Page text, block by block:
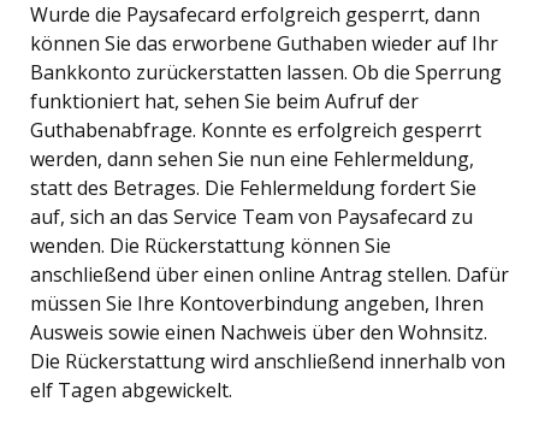
Wurde die Paysafecard erfolgreich gesperrt, dann
können Sie das erworbene Guthaben wieder auf Ihr
Bankkonto zurückerstatten lassen. Ob die Sperrung
funktioniert hat, sehen Sie beim Aufruf der
Guthabenabfrage. Konnte es erfolgreich gesperrt
werden, dann sehen Sie nun eine Fehlermeldung,
statt des Betrages. Die Fehlermeldung fordert Sie
auf, sich an das Service Team von Paysafecard zu
wenden. Die Rückerstattung können Sie
anschließend über einen online Antrag stellen. Dafür
müssen Sie Ihre Kontoverbindung angeben, Ihren
Ausweis sowie einen Nachweis über den Wohnsitz.
Die Rückerstattung wird anschließend innerhalb von
elf Tagen abgewickelt.